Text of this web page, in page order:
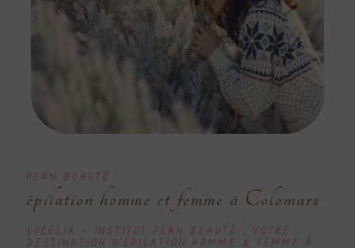
PLAN BEAUTÉ
épilation homme et femme à Colomars
LUCELIA - INSTITUT PLAN BEAUTÉ : VOTRE
DESTINATION D'ÉPILATION HOMME & FEMME À